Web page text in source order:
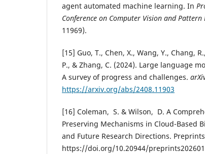
agent automated machine learning. In
Conference on Computer Vision and Pattern
11969).
[15] Guo, T., Chen, X., Wang, Y., Chang,
P., & Zhang, C. (2024). Large language
A survey of progress and challenges.
https://arxiv.org/abs/2408.11903
[16] Coleman, S. & Wilson, D. A
Preserving Mechanisms in Cloud-Based
and Future Research Directions.
https://doi.org/10.20944/